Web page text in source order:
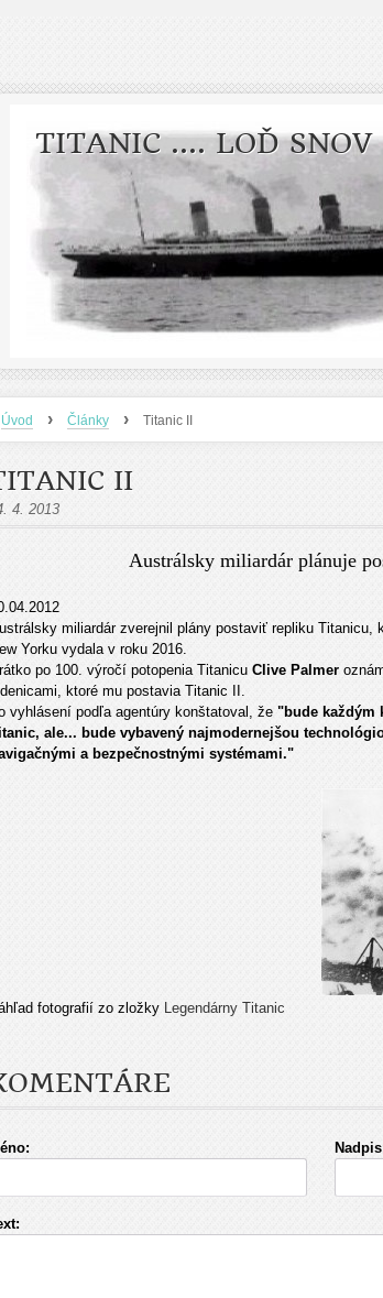
TITANIC .... LOĎ SNOV
Úvod › Články › Titanic II
II
4. 2013
Austrálsky miliardár plánuje
miliardár zverejnil plány postaviť repliku Titanicu,
Yorku vydala v roku 2016.
po 100. výročí potopenia Titanicu Clive Palmer
ktoré mu postavia Titanic II.
vyhlásení podľa agentúry konštatoval, že "bude každým
ale... bude vybavený najmodernejšou
a bezpečnostnými systémami."
fotografií zo zložky Legendárny Titanic